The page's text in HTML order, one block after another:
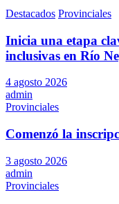
Destacados Provinciales
Inicia una etapa
inclusivas en Río
4 agosto 2026
admin
Provinciales
Comenzó la
3 agosto 2026
admin
Provinciales